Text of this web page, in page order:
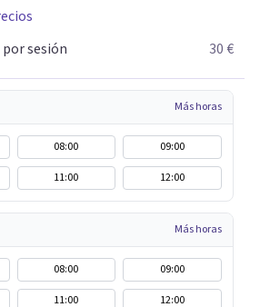
enfocaré tu problema o situación?
paso a una nueva etapa en tu vida.
sesión
30 €
Más horas
08:00
09:00
11:00 12:00
Más horas
08:00
09:00
11:00 12:00